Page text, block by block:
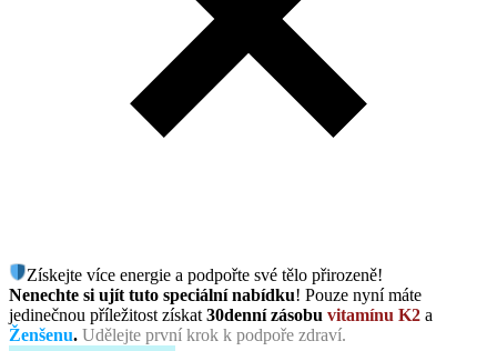
Získejte více energie a podpořte své tělo přirozeně!
Nenechte si ujít tuto speciální nabídku! Pouze nyní máte
jedinečnou příležitost získat 30denní zásobu vitamínu K2 a
Ženšenu. Udělejte první krok k podpoře zdraví.